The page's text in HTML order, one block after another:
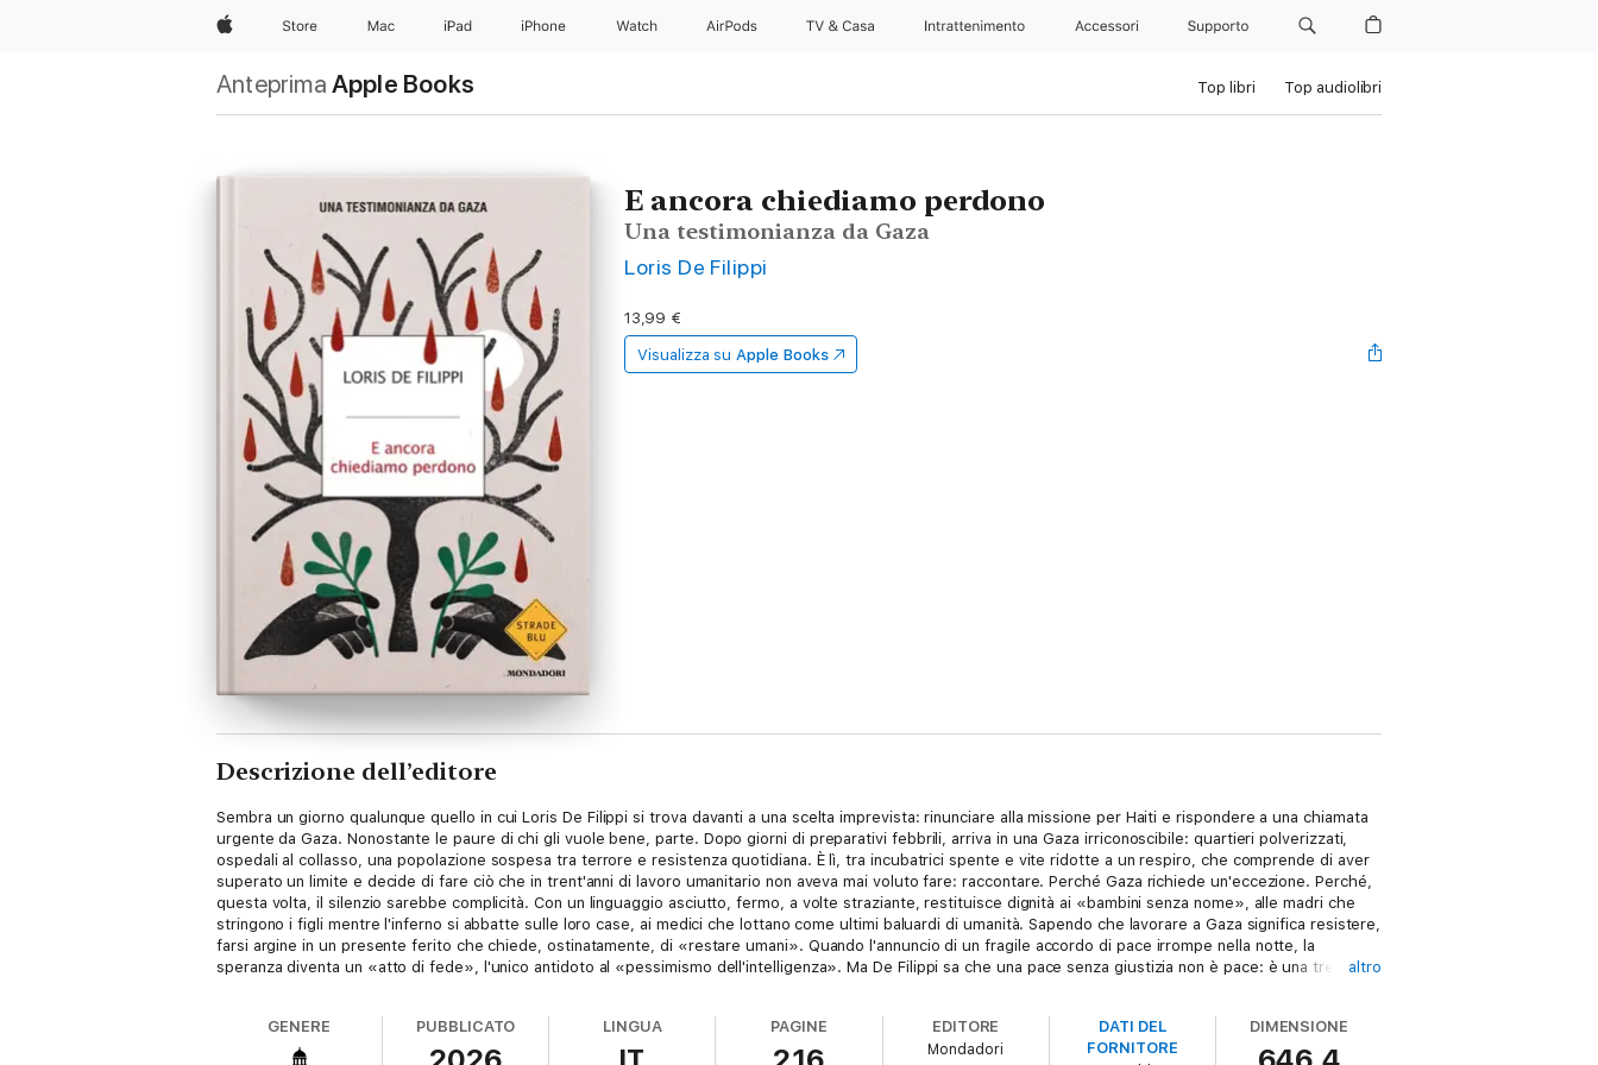
AppleStore Mac iPad iPhone Watch AirPods TV & Casa Intrattenimento Accessori Supporto
Anteprima Apple Books Top libri Top audiolibri
E ancora chiediamo perdono
Una testimonianza da Gaza
Loris De Filippi
13,99 €
Visualizza su Apple Books
Descrizione dell’editore
Sembra un giorno qualunque quello in cui Loris De Filippi si trova davanti a una scelta imprevista: rinunciare alla missione per Haiti e rispondere a una chiamata
urgente da Gaza. Nonostante le paure di chi gli vuole bene, parte. Dopo giorni di preparativi febbrili, arriva in una Gaza irriconoscibile: quartieri polverizzati,
ospedali al collasso, una popolazione sospesa tra terrore e resistenza quotidiana. È lì, tra incubatrici spente e vite ridotte a un respiro, che comprende di aver
superato un limite e decide di fare ciò che in trent'anni di lavoro umanitario non aveva mai voluto fare: raccontare. Perché Gaza richiede un'eccezione. Perché,
questa volta, il silenzio sarebbe complicità. Con un linguaggio asciutto, fermo, a volte straziante, restituisce dignità ai «bambini senza nome», alle madri che
stringono i figli mentre l'inferno si abbatte sulle loro case, ai medici che lottano come ultimi baluardi di umanità. Sapendo che lavorare a Gaza significa resistere,
farsi argine in un presente ferito che chiede, ostinatamente, di «restare umani». Quando l'annuncio di un fragile accordo di pace irrompe nella notte, la
speranza diventa un «atto di fede», l'unico antidoto al «pessimismo dell'intelligenza». Ma De Filippi sa che una pace senza giustizia non è pace: è una tregua
ogni giorno sceglie di non odiare, di curare invece che ferire, di costruire invece che distruggere. Non dalla voce di chi accusa e ingiuria, ma da quella di chi sa
chiedere perdono, ancora e ancora.
altro
GENERE PUBBLICATO LINGUA PAGINE EDITORE
Mondadori
DATI DEL
FORNITORE
DIMENSIONE